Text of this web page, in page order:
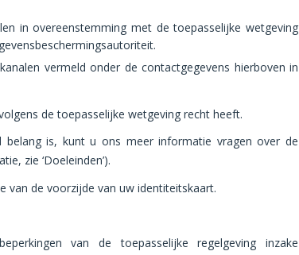
in overeenstemming met de toepasselijke wetgeving
vermeld onder de contactgegevens hierboven in
de toepasselijke wetgeving recht heeft.
belang is, kunt u ons meer informatie vragen over de
zie ‘Doeleinden’).
van de voorzijde van uw identiteitskaart.
van de toepasselijke regelgeving inzake